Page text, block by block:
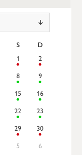
S
D
1
2
8
9
15
16
22
23
29
30
5 6